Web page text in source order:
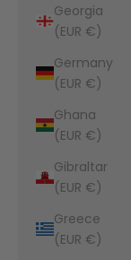
Georgia
(EUR €)
Germany
(EUR €)
Ghana
(EUR €)
Gibraltar
(EUR €)
Greece
(EUR €)